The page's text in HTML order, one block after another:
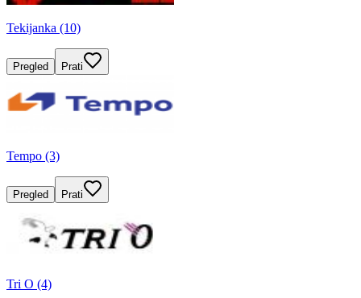
Tekijanka (10)
Pregled Prati
Tempo (3)
Pregled Prati
Tri O (4)